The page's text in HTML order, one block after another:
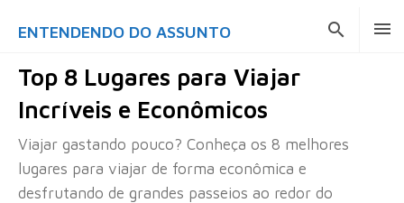
ENTENDENDO DO ASSUNTO
Top 8 Lugares para Viajar
Incríveis e Econômicos
Viajar gastando pouco? Conheça os 8 melhores
lugares para viajar de forma econômica e
desfrutando de grandes passeios ao redor do